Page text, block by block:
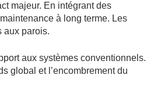
majeur. En intégrant des
à long terme. Les
aux parois.
aux systèmes conventionnels.
global et l’encombrement du